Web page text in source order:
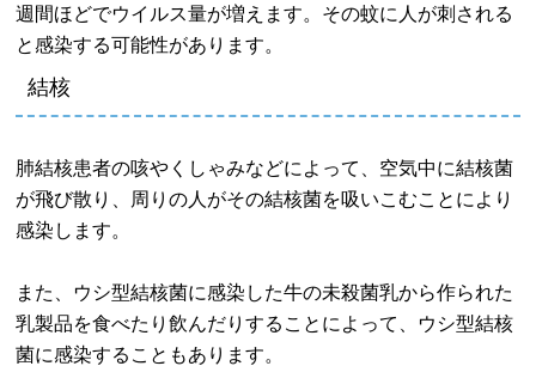
週間ほどでウイルス量が増えます。その蚊に人が刺される
と感染する可能性があります。
結核
肺結核患者の咳やくしゃみなどによって、空気中に結核菌
が飛び散り、周りの人がその結核菌を吸いこむことにより
感染します。
また、ウシ型結核菌に感染した牛の未殺菌乳から作られた
乳製品を食べたり飲んだりすることによって、ウシ型結核
菌に感染することもあります。